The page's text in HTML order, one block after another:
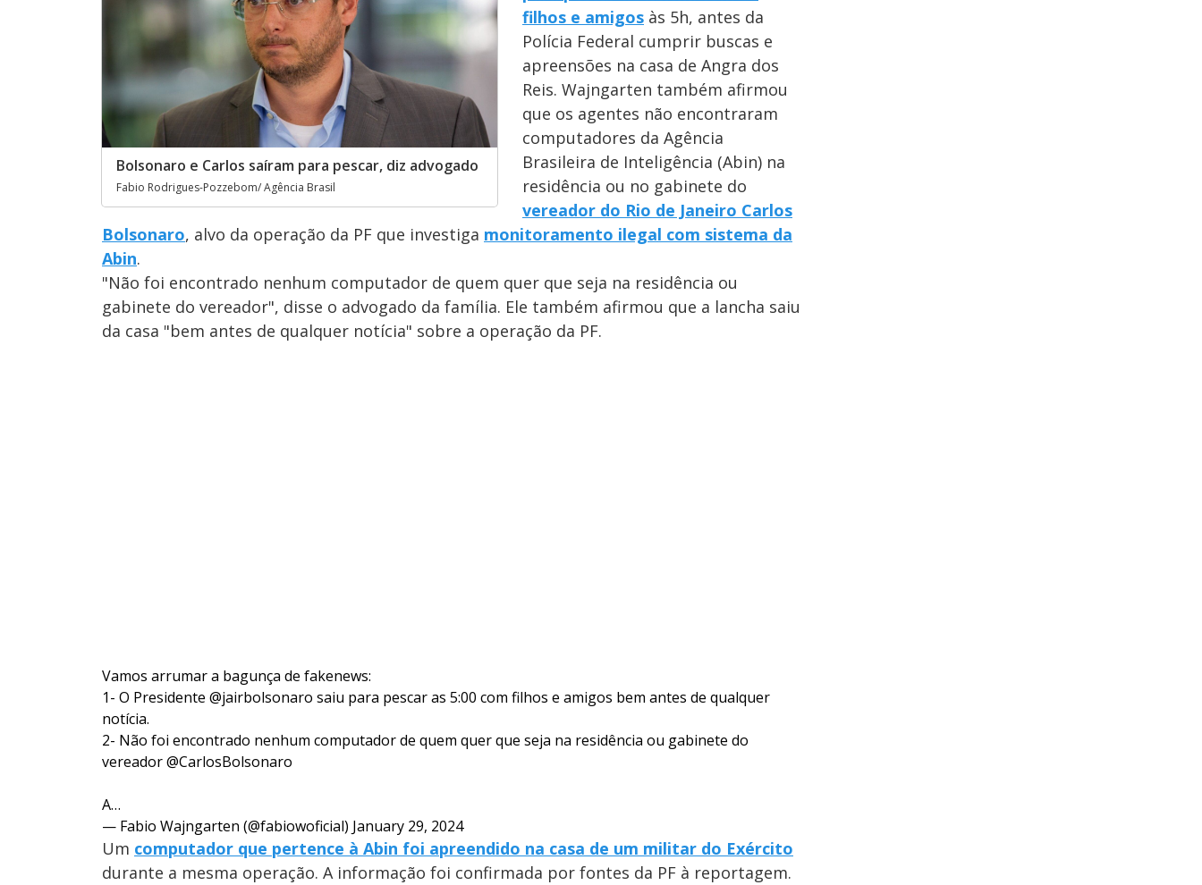
Bolsonaro e Carlos saíram para pescar, diz advogado
Fabio Rodrigues-Pozzebom/ Agência Brasil
filhos e amigos às 5h, antes da
Polícia Federal cumprir buscas e
apreensões na casa de Angra dos
Reis. Wajngarten também afirmou
que os agentes não encontraram
computadores da Agência
Brasileira de Inteligência (Abin) na
residência ou no gabinete do
vereador do Rio de Janeiro Carlos
Bolsonaro, alvo da operação da PF que investiga monitoramento ilegal com sistema da
Abin.
"Não foi encontrado nenhum computador de quem quer que seja na residência ou
gabinete do vereador", disse o advogado da família. Ele também afirmou que a lancha saiu
da casa "bem antes de qualquer notícia" sobre a operação da PF.
Vamos arrumar a bagunça de fakenews:
1- O Presidente @jairbolsonaro saiu para pescar as 5:00 com filhos e amigos bem antes de qualquer
notícia.
2- Não foi encontrado nenhum computador de quem quer que seja na residência ou gabinete do
vereador@CarlosBolsonaro
A…
— Fabio Wajngarten (@fabiowoficial) January 29, 2024
Um computador que pertence à Abin foi apreendido na casa de um militar do Exército
durante a mesma operação. A informação foi confirmada por fontes da PF à reportagem.